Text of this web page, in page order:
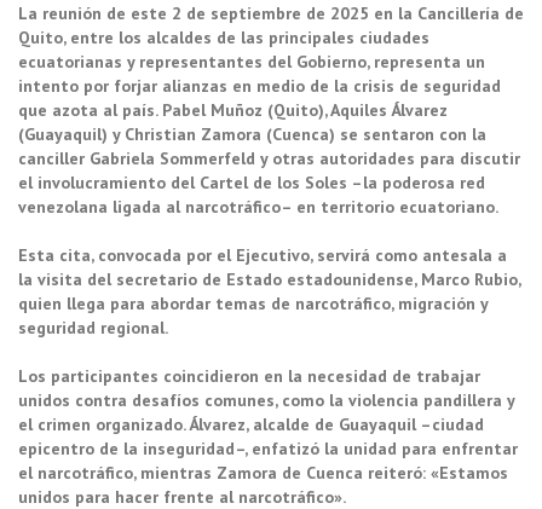
La reunión de este 2 de septiembre de 2025 en la Cancillería de
Quito, entre los alcaldes de las principales ciudades
ecuatorianas y representantes del Gobierno, representa un
intento por forjar alianzas en medio de la crisis de seguridad
que azota al país. Pabel Muñoz (Quito), Aquiles Álvarez
(Guayaquil) y Christian Zamora (Cuenca) se sentaron con la
canciller Gabriela Sommerfeld y otras autoridades para discutir
el involucramiento del Cartel de los Soles –la poderosa red
venezolana ligada al narcotráfico– en territorio ecuatoriano.
Esta cita, convocada por el Ejecutivo, servirá como antesala a
la visita del secretario de Estado estadounidense, Marco Rubio,
quien llega para abordar temas de narcotráfico, migración y
seguridad regional.
Los participantes coincidieron en la necesidad de trabajar
unidos contra desafíos comunes, como la violencia pandillera y
el crimen organizado. Álvarez, alcalde de Guayaquil –ciudad
epicentro de la inseguridad–, enfatizó la unidad para enfrentar
el narcotráfico, mientras Zamora de Cuenca reiteró: «Estamos
unidos para hacer frente al narcotráfico».